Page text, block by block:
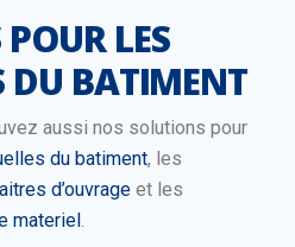
POUR LES
DU BATIMENT
aussi nos solutions pour
du batiment, les
d’ouvrage et les
materiel.